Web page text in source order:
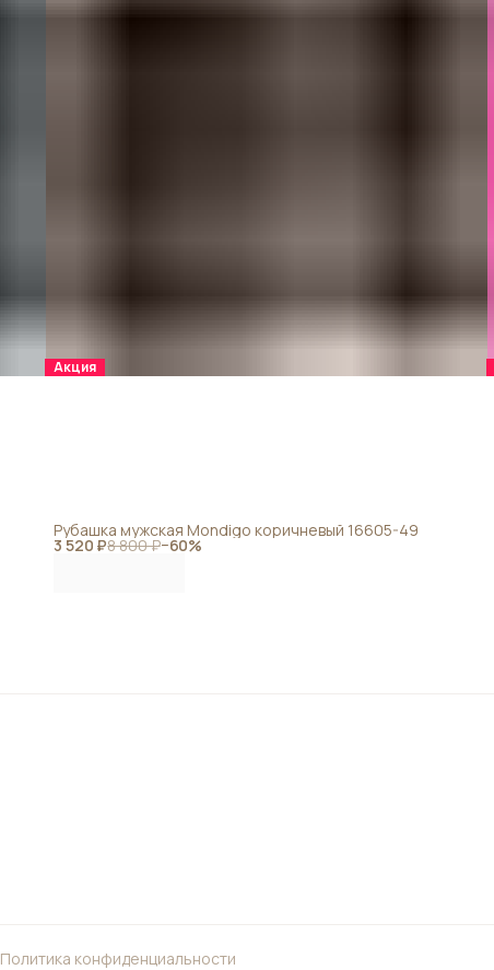
Акция
3 520 ₽8 800 ₽−60%
Рубашка мужская Mondigo коричневый 16605-49
Политика конфиденциальности